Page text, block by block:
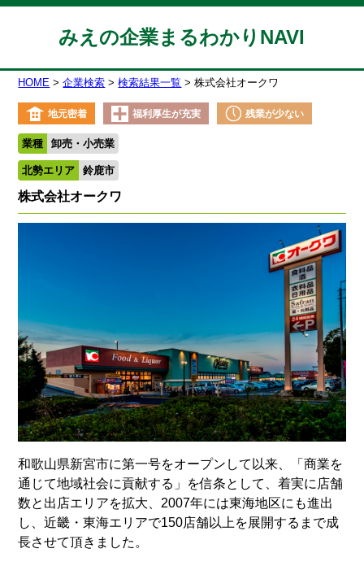
みえの企業まるわかりNAVI
HOME 企業検索 検索結果一覧 株式会社オークワ
地元密着 福利厚生が充実 残業が少ない
業種 卸売・小売業
北勢エリア 鈴鹿市
株式会社オークワ
和歌山県新宮市に第一号をオープンして以来、「商業を
通じて地域社会に貢献する」を信条として、着実に店舗
数と出店エリアを拡大、2007年には東海地区にも進出
し、近畿・東海エリアで150店舗以上を展開するまで成
長させて頂きました。